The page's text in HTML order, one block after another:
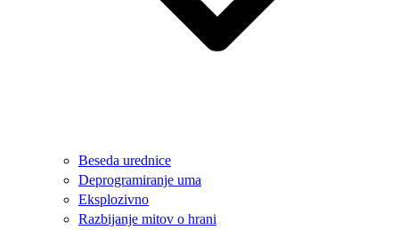
Beseda urednice
Deprogramiranje uma
Eksplozivno
Razbijanje mitov o hrani